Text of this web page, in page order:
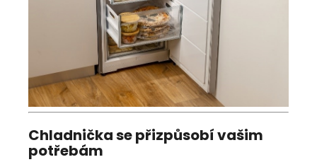
Chladnička se přizpůsobí vašim
potřebám